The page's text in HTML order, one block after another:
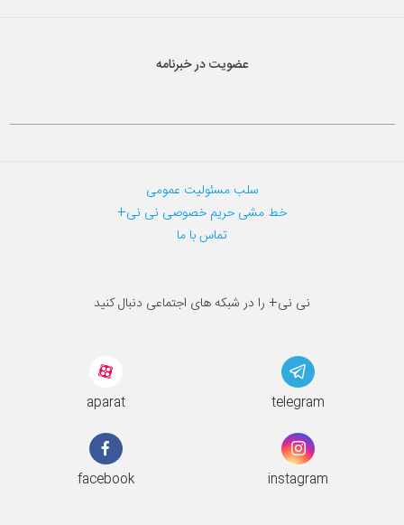
عضویت در خبرنامه
سلب مسئولیت عمومی
خط مشی حریم خصوصی نی نی+
تماس با ما
نی نی+ را در شبکه های اجتماعی دنبال کنید
aparat telegram
facebook instagram